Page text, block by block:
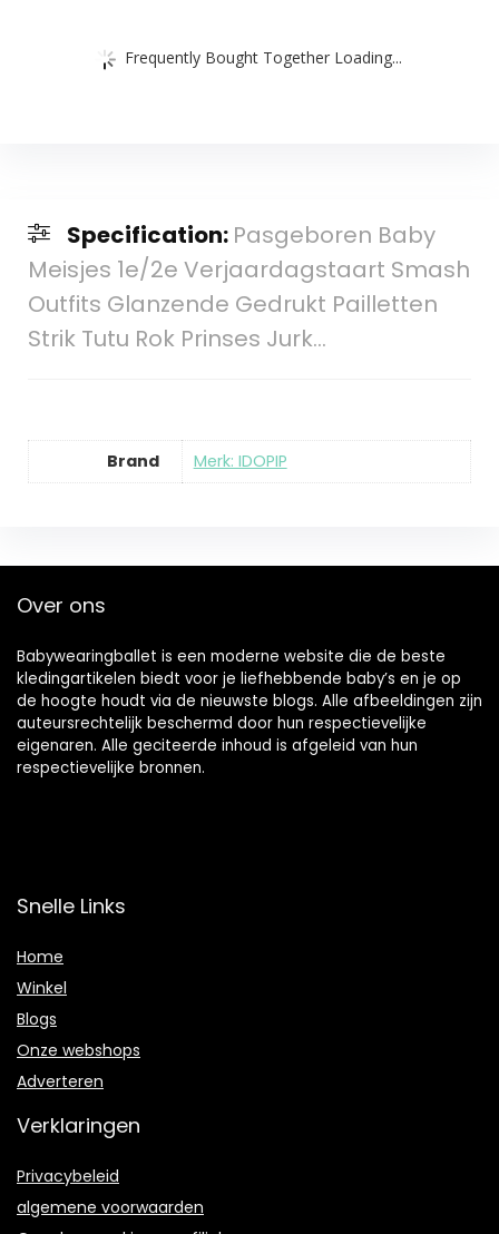
Frequently Bought Together Loading...
Specification: Pasgeboren Baby
Meisjes 1e/2e Verjaardagstaart Smash
Outfits Glanzende Gedrukt Pailletten
Strik Tutu Rok Prinses Jurk…
Brand Merk: IDOPIP
Over ons
Babywearingballet is een moderne website die de beste
kledingartikelen biedt voor je liefhebbende baby’s en je op
de hoogte houdt via de nieuwste blogs. Alle afbeeldingen zijn
auteursrechtelijk beschermd door hun respectievelijke
eigenaren. Alle geciteerde inhoud is afgeleid van hun
respectievelijke bronnen.
Snelle Links
Home
Winkel
Blogs
Onze webshops
Adverteren
Verklaringen
Privacybeleid
algemene voorwaarden